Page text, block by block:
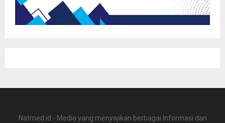
Natmed.id - Media yang menyajikan berbagai Informasi dan